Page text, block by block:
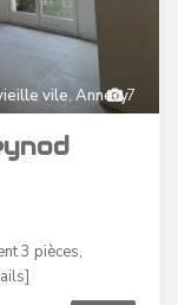
7
vile,Annecy
3 pièces,